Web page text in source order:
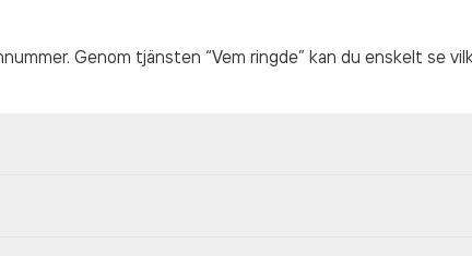
Genom tjänsten “Vem ringde” kan du enskelt se